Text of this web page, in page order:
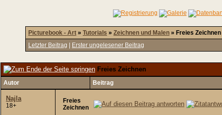
Picturebook - Art » Tutorials » Zeichnen und Malen » Freies Zeichnen
Letzter Beitrag
Erster ungelesener Beitrag
Freies Zeichnen
Autor Beitrag
Najla
18+
Freies
Zeichnen